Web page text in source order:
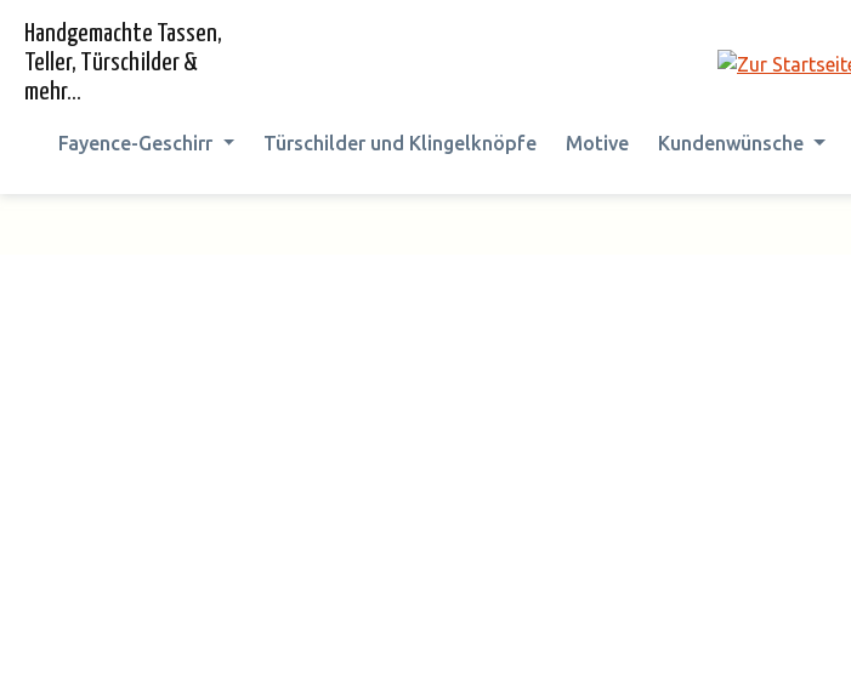
Zur Hauptnavigation springen
Handgemachte Tassen,
Teller, Türschilder &
mehr...
Fayence-Geschirr Türschilder und Klingelknöpfe Motive Kundenwünsche